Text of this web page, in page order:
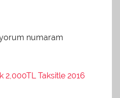
numaram
2,000TL Taksitle 2016